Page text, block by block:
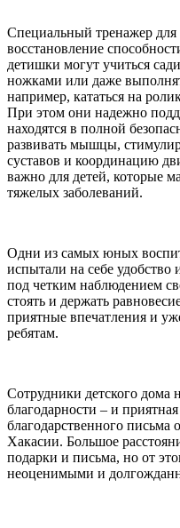
Специальный тренажер
восстановление
детишки могут учиться
ножками или даже
например, кататься на
При этом они надежно
находятся в полной
развивать мышцы,
суставов и координацию
важно для детей, которые
тяжелых заболеваний.
Одни из самых юных
испытали на себе удобство
под четким наблюдением
стоять и держать
приятные впечатления и
ребятам.
Сотрудники детского дома
благодарности – и
благодарственного письма
Хакасии. Большое
подарки и письма, но от
неоценимыми и